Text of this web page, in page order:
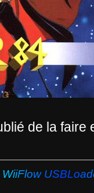
de la faire
WiiFlow USBLoad